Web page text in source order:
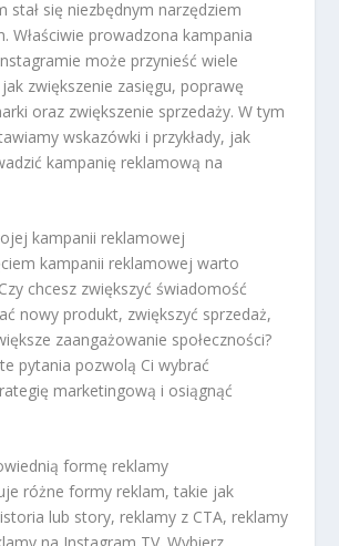
stał się niezbędnym narzędziem
Właściwie prowadzona kampania
może przynieść wiele
zwiększenie zasięgu, poprawę
oraz zwiększenie sprzedaży. W tym
wskazówki i przykłady, jak
kampanię reklamową na
kampanii reklamowej
kampanii reklamowej warto
chcesz zwiększyć świadomość
nowy produkt, zwiększyć sprzedaż,
zaangażowanie społeczności?
pytania pozwolą Ci wybrać
marketingową i osiągnąć
formę reklamy
różne formy reklam, takie jak
lub story, reklamy z CTA, reklamy